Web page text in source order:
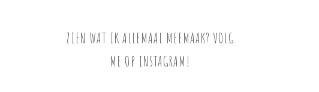
ZIEN WAT IK ALLEMAAL MEEMAAK? VOLG
ME OP INSTAGRAM!